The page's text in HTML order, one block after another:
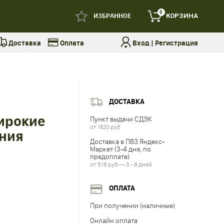
ИЗБРАННОЕ 0 КОРЗИНА
Доставка Оплата Вход| Регистрация
ДОСТАВКА
Пункт выдачи СДЭК
от 1620 руб
Доставка в ПВЗ Яндекс-
Маркет (3-4 дня, по
предоплате)
от 518 руб — 3 - 8 дней
ОПЛАТА
При получении (наличные)
Онлайн оплата